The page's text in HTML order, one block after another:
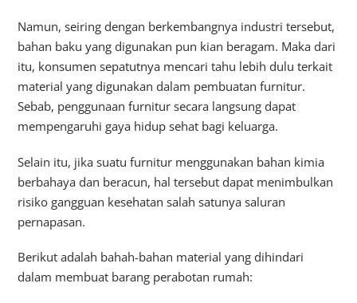
Namun, seiring dengan berkembangnya industri tersebut,
bahan baku yang digunakan pun kian beragam. Maka dari
itu, konsumen sepatutnya mencari tahu lebih dulu terkait
material yang digunakan dalam pembuatan furnitur.
Sebab, penggunaan furnitur secara langsung dapat
mempengaruhi gaya hidup sehat bagi keluarga.
Selain itu, jika suatu furnitur menggunakan bahan kimia
berbahaya dan beracun, hal tersebut dapat menimbulkan
risiko gangguan kesehatan salah satunya saluran
pernapasan.
Berikut adalah bahah-bahan material yang dihindari
dalam membuat barang perabotan rumah: